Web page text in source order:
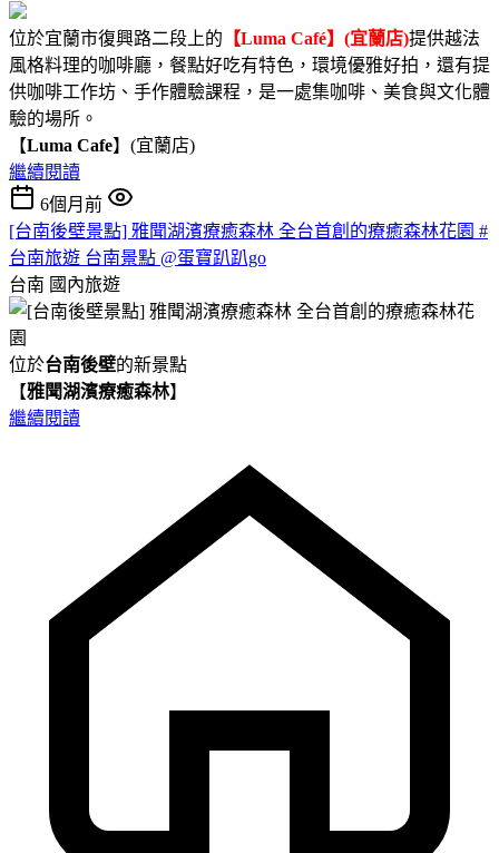
位於宜蘭市復興路二段上的 【Luma Café】(宜蘭店)提供越法
風格料理的咖啡廳，餐點好吃有特色，環境優雅好拍，還有提
供咖啡工作坊、手作體驗課程，是一處集咖啡、美食與文化體
驗的場所。
【Luma Cafe】(宜蘭店)
繼續閱讀
6個月前
[台南後壁景點] 雅聞湖濱療癒森林 全台首創的療癒森林花園 #
台南旅遊 台南景點 @蛋寶趴趴go
台南 國內旅遊
位於台南後壁的新景點
【雅聞湖濱療癒森林】
繼續閱讀